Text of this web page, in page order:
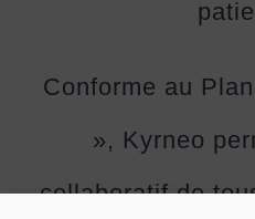
Conforme au
», Kyrneo
collaboratifde